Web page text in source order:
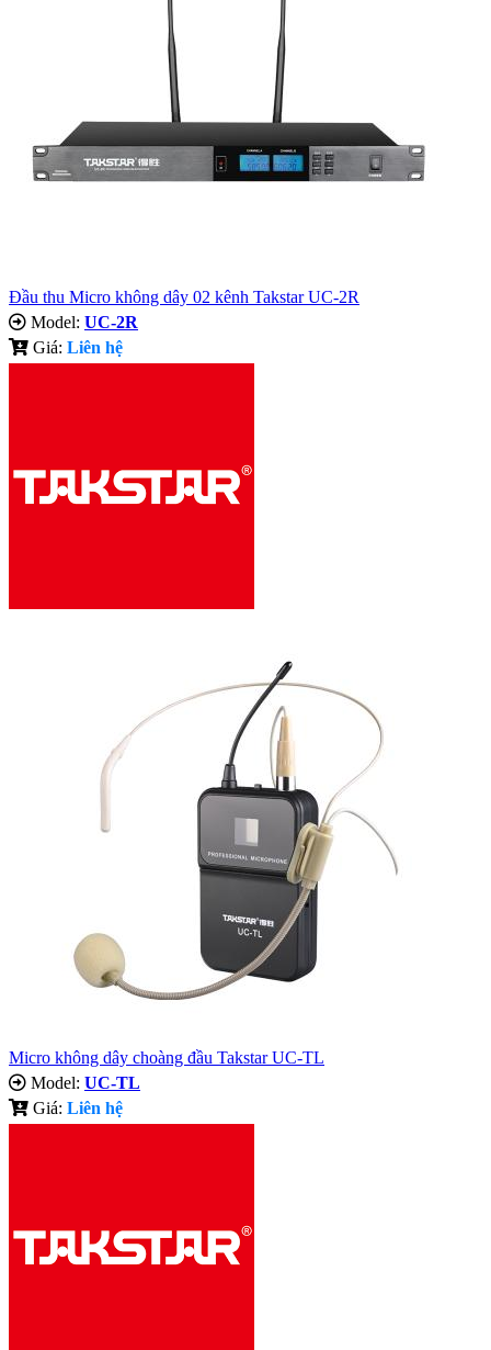
Đầu thu Micro không dây 02 kênh Takstar UC-2R
Model: UC-2R
Giá: Liên hệ
Micro không dây choàng đầu Takstar UC-TL
Model: UC-TL
Giá: Liên hệ